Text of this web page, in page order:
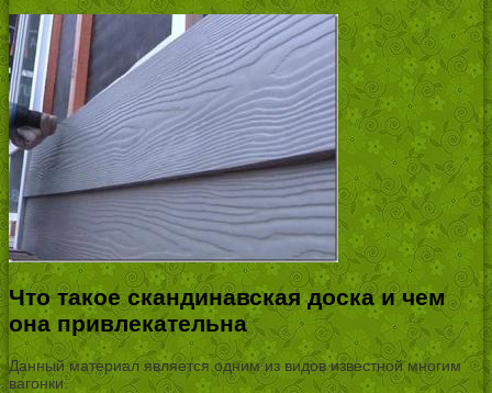
Что такое скандинавская доска и чем
она привлекательна
Данный материал является одним из видов известной многим
вагонки.